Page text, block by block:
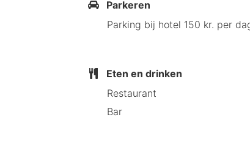
Parkeren
Parking bij hotel 150 kr. per
Eten en drinken
Restaurant
Bar